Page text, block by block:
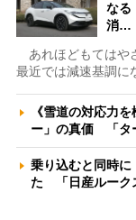
なる
消…
あれほどもてはや
最近では減速基調
《雪道の対応力
ー」の真価 「タ
乗り込むと同時に
た 「日産ルーク